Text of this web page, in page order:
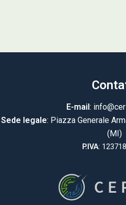
E-mail:
Sede legale: Piazza Generale
(MI)
P.IVA: